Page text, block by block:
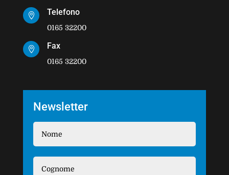
 Telefono
0165 32200
 Fax
0165 32200
Newsletter